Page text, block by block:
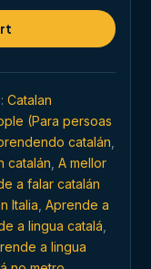
Catalan
(Para persoas
catalán
catalán A mellor
a falar catalán
Italia Aprende a
a lingua catalá
a lingua